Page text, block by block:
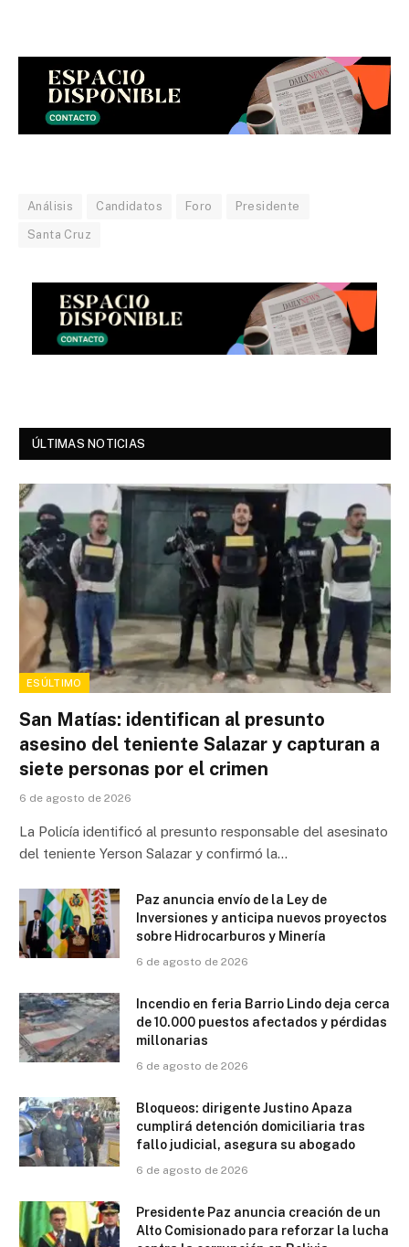
Análisis Candidatos Foro Presidente
Santa Cruz
ÚLTIMAS NOTICIAS
ESÚLTIMO
San Matías: identifican al presunto
asesino del teniente Salazar y capturan a
siete personas por el crimen
6 de agosto de 2026
La Policía identificó al presunto responsable del asesinato
del teniente Yerson Salazar y confirmó la…
Paz anuncia envío de la Ley de
Inversiones y anticipa nuevos proyectos
sobre Hidrocarburos y Minería
6 de agosto de 2026
Incendio en feria Barrio Lindo deja cerca
de 10.000 puestos afectados y pérdidas
millonarias
6 de agosto de 2026
Bloqueos: dirigente Justino Apaza
cumplirá detención domiciliaria tras
fallo judicial, asegura su abogado
6 de agosto de 2026
Presidente Paz anuncia creación de un
Alto Comisionado para reforzar la lucha